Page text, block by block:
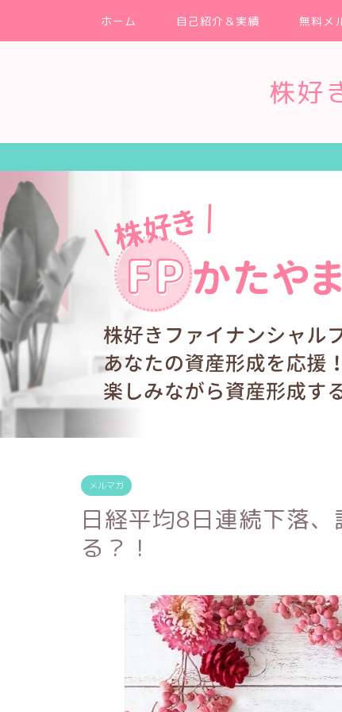
ホーム 自己紹介＆実績 無料メ
株好
メルマガ
日経平均8日連続下落
る？！